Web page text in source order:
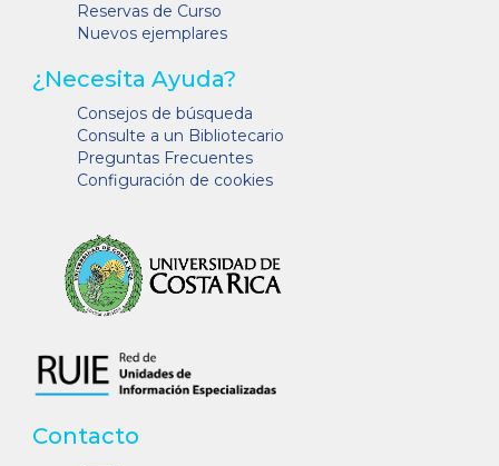
Reservas de Curso
Nuevos ejemplares
¿Necesita Ayuda?
Consejos de búsqueda
Consulte a un Bibliotecario
Preguntas Frecuentes
Configuración de cookies
Contacto